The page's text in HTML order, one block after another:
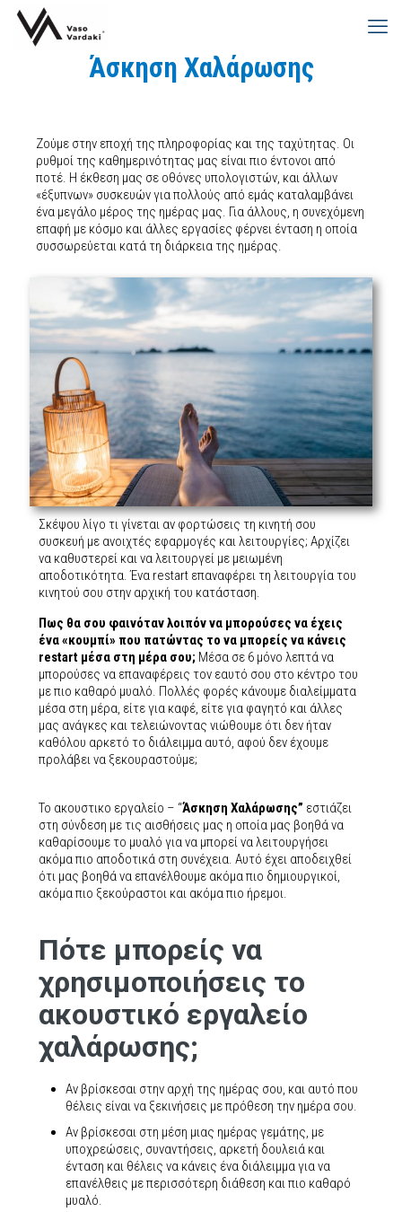
Άσκηση Χαλάρωσης
Ζούμε στην εποχή της πληροφορίας και της ταχύτητας. Οι
ρυθμοί της καθημερινότητας μας είναι πιο έντονοι από
ποτέ. Η έκθεση μας σε οθόνες υπολογιστών, και άλλων
«έξυπνων» συσκευών για πολλούς από εμάς καταλαμβάνει
ένα μεγάλο μέρος της ημέρας μας. Για άλλους, η συνεχόμενη
επαφή με κόσμο και άλλες εργασίες φέρνει ένταση η οποία
συσσωρεύεται κατά τη διάρκεια της ημέρας.
Σκέψου λίγο τι γίνεται αν φορτώσεις τη κινητή σου
συσκευή με ανοιχτές εφαρμογές και λειτουργίες; Αρχίζει
να καθυστερεί και να λειτουργεί με μειωμένη
αποδοτικότητα. Ένα restart επαναφέρει τη λειτουργία του
κινητού σου στην αρχική του κατάσταση.
Πως θα σου φαινόταν λοιπόν να μπορούσες να έχεις
ένα «κουμπί» που πατώντας το να μπορείς να κάνεις
restart μέσα στη μέρα σου; Μέσα σε 6 μόνο λεπτά να
μπορούσες να επαναφέρεις τον εαυτό σου στο κέντρο του
με πιο καθαρό μυαλό. Πολλές φορές κάνουμε διαλείμματα
μέσα στη μέρα, είτε για καφέ, είτε για φαγητό και άλλες
μας ανάγκες και τελειώνοντας νιώθουμε ότι δεν ήταν
καθόλου αρκετό το διάλειμμα αυτό, αφού δεν έχουμε
προλάβει να ξεκουραστούμε;
To ακουστικο εργαλείο – “Άσκηση Χαλάρωσης” εστιάζει
στη σύνδεση με τις αισθήσεις μας η οποία μας βοηθά να
καθαρίσουμε το μυαλό για να μπορεί να λειτουργήσει
ακόμα πιο αποδοτικά στη συνέχεια. Αυτό έχει αποδειχθεί
ότι μας βοηθά να επανέλθουμε ακόμα πιο δημιουργικοί,
ακόμα πιο ξεκούραστοι και ακόμα πιο ήρεμοι.
Πότε μπορείς να
χρησιμοποιήσεις το
ακουστικό εργαλείο
χαλάρωσης;
Αν βρίσκεσαι στην αρχή της ημέρας σου, και αυτό που
θέλεις είναι να ξεκινήσεις με πρόθεση την ημέρα σου.
Αν βρίσκεσαι στη μέση μιας ημέρας γεμάτης, με
υποχρεώσεις, συναντήσεις, αρκετή δουλειά και
ένταση και θέλεις να κάνεις ένα διάλειμμα για να
επανέλθεις με περισσότερη διάθεση και πιο καθαρό
μυαλό.